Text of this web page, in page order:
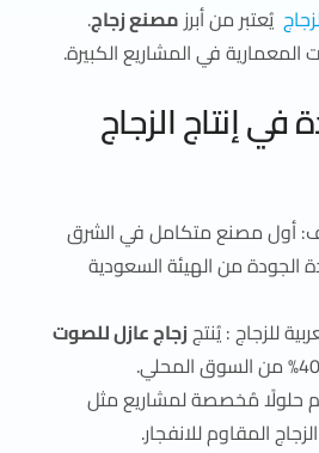
يُعتبر من أبرزمصنع زجاج.
في المشاريع الكبيرة.
في إنتاج الزجاج
أول مصنع متكامل في الشرق
من الهيئة السعودية
للزجاج : يُنتجزجاج عازل للصوت
حلولًا مُخصصة لمشاريع مثل
المقاوم للانفجار.